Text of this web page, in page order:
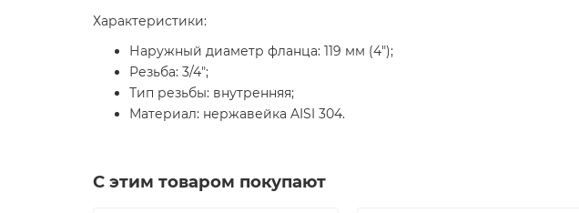
Характеристики:
Наружный диаметр фланца: 119 мм (4");
Резьба: 3/4";
Тип резьбы: внутренняя;
Материал: нержавейка AISI 304.
С этим товаром покупают